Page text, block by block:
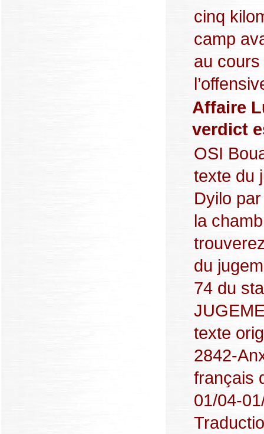
cinq
camp
au
Affaire
verdict
OSI
texte du
Dyilo
la
du
74 du
texte
2842-
français
01/04-